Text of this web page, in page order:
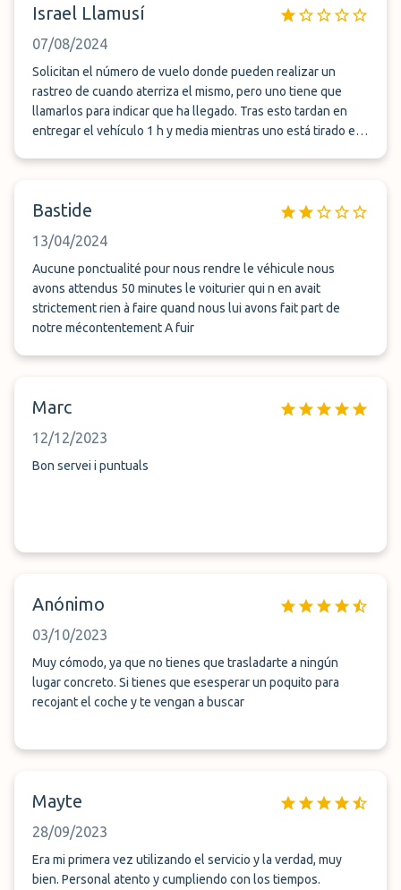
Israel Llamusí
07/08/2024
Solicitan el número de vuelo donde pueden realizar un
rastreo de cuando aterriza el mismo, pero uno tiene que
llamarlos para indicar que ha llegado. Tras esto tardan en
entregar el vehículo 1 h y media mientras uno está tirado en
vehículo me lo encuentro con 65 km de autonomía cuando
parking se encuentra a 8 km del aeropuerto. No reserven en
este parking por favor...
Bastide
13/04/2024
Aucune ponctualité pour nous rendre le véhicule nous
avons attendus 50 minutes le voiturier qui n en avait
strictement rien à faire quand nous lui avons fait part de
notre mécontentement A fuir
Marc
12/12/2023
Bon servei i puntuals
Anónimo
03/10/2023
Muy cómodo, ya que no tienes que trasladarte a ningún
lugar concreto. Si tienes que esesperar un poquito para
recojant el coche y te vengan a buscar
Mayte
28/09/2023
Era mi primera vez utilizando el servicio y la verdad, muy
bien. Personal atento y cumpliendo con los tiempos.